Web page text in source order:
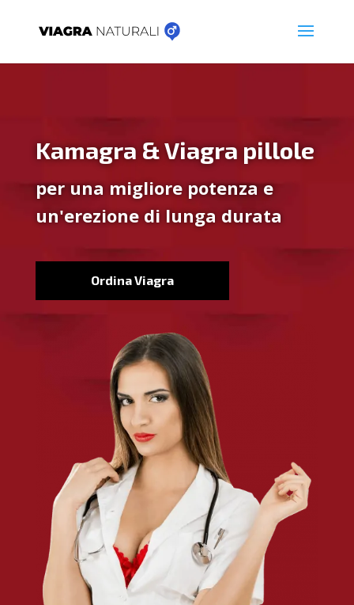
Kamagra & Viagra pillole
per una migliore potenza e
un'erezione di lunga durata
Ordina Viagra